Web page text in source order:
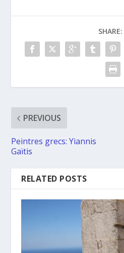
SHARE:
PREVIOUS
Peintres grecs: Yiannis
Gaïtis
RELATED POSTS